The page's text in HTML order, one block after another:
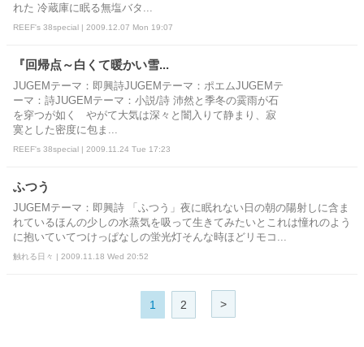
れた 冷蔵庫に眠る無塩バタ...
REEF's 38special | 2009.12.07 Mon 19:07
『回帰点～白くて暖かい雪...
JUGEMテーマ：即興詩JUGEMテーマ：ポエムJUGEMテ
ーマ：詩JUGEMテーマ：小説/詩 沛然と季冬の霙雨が石
を穿つが如く やがて大気は深々と闇入りて静まり、寂
寞とした密度に包ま...
REEF's 38special | 2009.11.24 Tue 17:23
ふつう
JUGEMテーマ：即興詩 「ふつう」夜に眠れない日の朝の陽射しに含ま
れているほんの少しの水蒸気を吸って生きてみたいとこれは憧れのよう
に抱いていてつけっぱなしの蛍光灯そんな時ほどリモコ...
触れる日々 | 2009.11.18 Wed 20:52
1 2 >